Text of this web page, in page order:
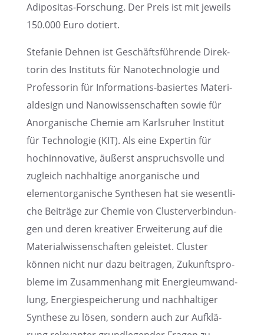
Adipo­si­tas-Forschung. Der Preis ist mit jeweils
150.000 Euro dotiert.
Stefa­nie Dehnen ist Geschäfts­füh­rende Direk­
to­rin des Insti­tuts für Nanotech­no­lo­gie und
Profes­so­rin für Infor­ma­ti­ons-basier­tes Materi­
al­de­sign und Nanowis­sen­schaf­ten sowie für
Anorga­ni­sche Chemie am Karls­ru­her Insti­tut
für Techno­lo­gie (KIT). Als eine Exper­tin für
hochin­no­va­tive, äußerst anspruchs­volle und
zugleich nachhal­tige anorga­ni­sche und
element­or­ga­ni­sche Synthe­sen hat sie wesent­li­
che Beiträge zur Chemie von Cluster­ver­bin­dun­
gen und deren kreati­ver Erwei­te­rung auf die
Materi­al­wis­sen­schaf­ten geleis­tet. Cluster
können nicht nur dazu beitra­gen, Zukunfts­pro­
bleme im Zusam­men­hang mit Energie­um­wand­
lung, Energie­spei­che­rung und nachhal­ti­ger
Synthese zu lösen, sondern auch zur Aufklä­